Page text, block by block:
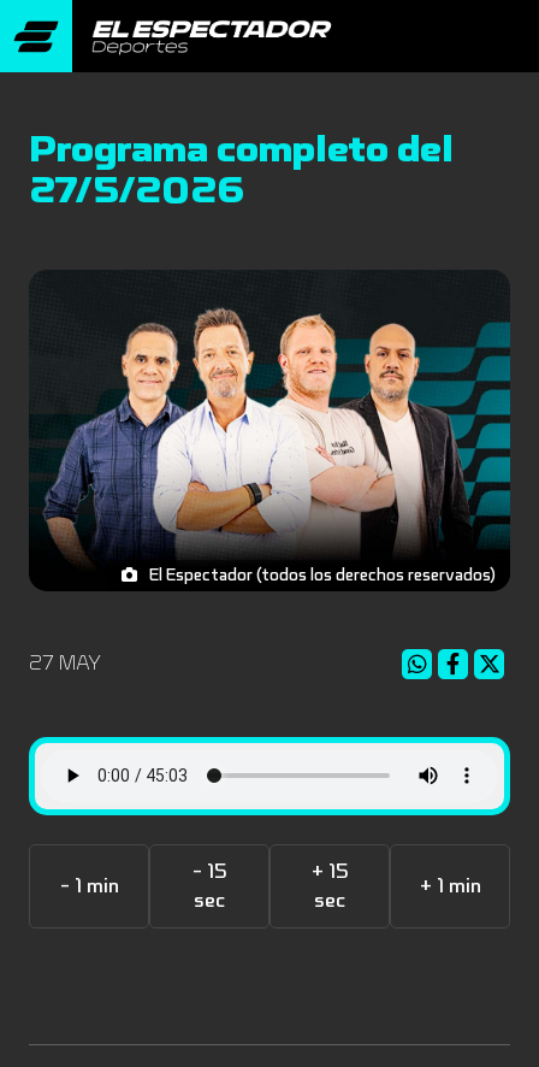
Programa completo del
27/5/2026
El Espectador (todos los derechos reservados)
27 MAY
- 1 min
- 15
sec
+ 15
sec
+ 1 min